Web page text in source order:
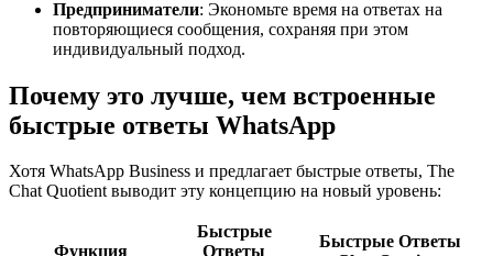
Предприниматели: Экономьте время на ответах на
повторяющиеся сообщения, сохраняя при этом
индивидуальный подход.
Почему это лучше, чем встроенные
быстрые ответы WhatsApp
Хотя WhatsApp Business и предлагает быстрые ответы, The
Chat Quotient выводит эту концепцию на новый уровень:
Функция
Быстрые
Ответы
Быстрые Ответы